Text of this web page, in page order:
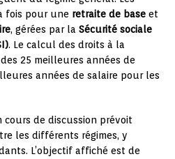
fois pour une retraite de base et
, gérées par la Sécurité sociale
. Le calcul des droits à la
25 meilleures années de
années de salaire pour les
cours de discussion prévoit
les différents régimes, y
L’objectif affiché est de